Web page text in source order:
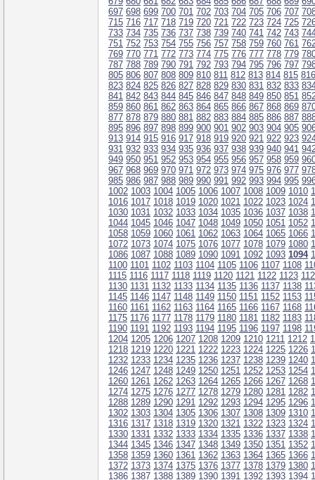
697 698 699 700 701 702 703 704 705 706 707
715 716 717 718 719 720 721 722 723 724 725
733 734 735 736 737 738 739 740 741 742 743
751 752 753 754 755 756 757 758 759 760 761
769 770 771 772 773 774 775 776 777 778 779
787 788 789 790 791 792 793 794 795 796 797
805 806 807 808 809 810 811 812 813 814 815 816
823 824 825 826 827 828 829 830 831 832 833
841 842 843 844 845 846 847 848 849 850 851
859 860 861 862 863 864 865 866 867 868 869
877 878 879 880 881 882 883 884 885 886 887
895 896 897 898 899 900 901 902 903 904 905
913 914 915 916 917 918 919 920 921 922 923
931 932 933 934 935 936 937 938 939 940 941
949 950 951 952 953 954 955 956 957 958 959
967 968 969 970 971 972 973 974 975 976 977
985 986 987 988 989 990 991 992 993 994 995
1002 1003 1004 1005 1006 1007 1008 1009 1010
1016 1017 1018 1019 1020 1021 1022 1023 1024
1030 1031 1032 1033 1034 1035 1036 1037 1038
1044 1045 1046 1047 1048 1049 1050 1051 1052
1058 1059 1060 1061 1062 1063 1064 1065 1066
1072 1073 1074 1075 1076 1077 1078 1079 1080
1086 1087 1088 1089 1090 1091 1092 1093 1094
1100 1101 1102 1103 1104 1105 1106 1107 1108
1115 1116 1117 1118 1119 1120 1121 1122 1123
1130 1131 1132 1133 1134 1135 1136 1137 1138
1145 1146 1147 1148 1149 1150 1151 1152 1153
1160 1161 1162 1163 1164 1165 1166 1167 1168
1175 1176 1177 1178 1179 1180 1181 1182 1183
1190 1191 1192 1193 1194 1195 1196 1197 1198
1204 1205 1206 1207 1208 1209 1210 1211 1212
1218 1219 1220 1221 1222 1223 1224 1225 1226
1232 1233 1234 1235 1236 1237 1238 1239 1240
1246 1247 1248 1249 1250 1251 1252 1253 1254
1260 1261 1262 1263 1264 1265 1266 1267 1268
1274 1275 1276 1277 1278 1279 1280 1281 1282
1288 1289 1290 1291 1292 1293 1294 1295 1296
1302 1303 1304 1305 1306 1307 1308 1309 1310
1316 1317 1318 1319 1320 1321 1322 1323 1324
1330 1331 1332 1333 1334 1335 1336 1337 1338
1344 1345 1346 1347 1348 1349 1350 1351 1352
1358 1359 1360 1361 1362 1363 1364 1365 1366
1372 1373 1374 1375 1376 1377 1378 1379 1380
1386 1387 1388 1389 1390 1391 1392 1393 1394